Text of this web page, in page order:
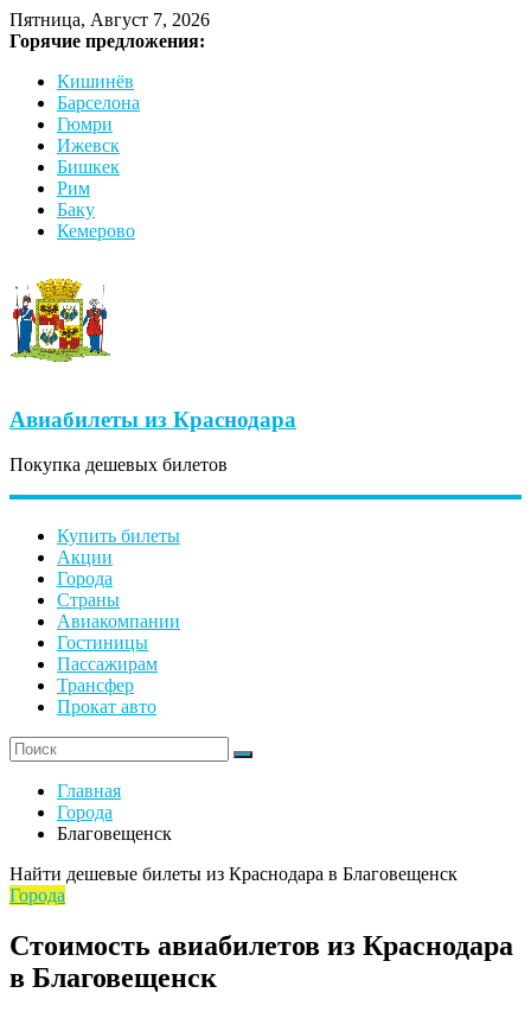
Пятница, Август 7, 2026
Горячие предложения:
Кишинёв
Барселона
Гюмри
Ижевск
Бишкек
Рим
Баку
Кемерово
Авиабилеты из Краснодара
Покупка дешевых билетов
Купить билеты
Акции
Города
Страны
Авиакомпании
Гостиницы
Пассажирам
Трансфер
Прокат авто
Главная
Города
Благовещенск
Найти дешевые билеты из Краснодара в Благовещенск
Города
Стоимость авиабилетов из Краснодара
в Благовещенск